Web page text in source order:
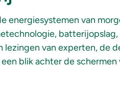
energiesystemen van
van experten, de
blik achter de schermen